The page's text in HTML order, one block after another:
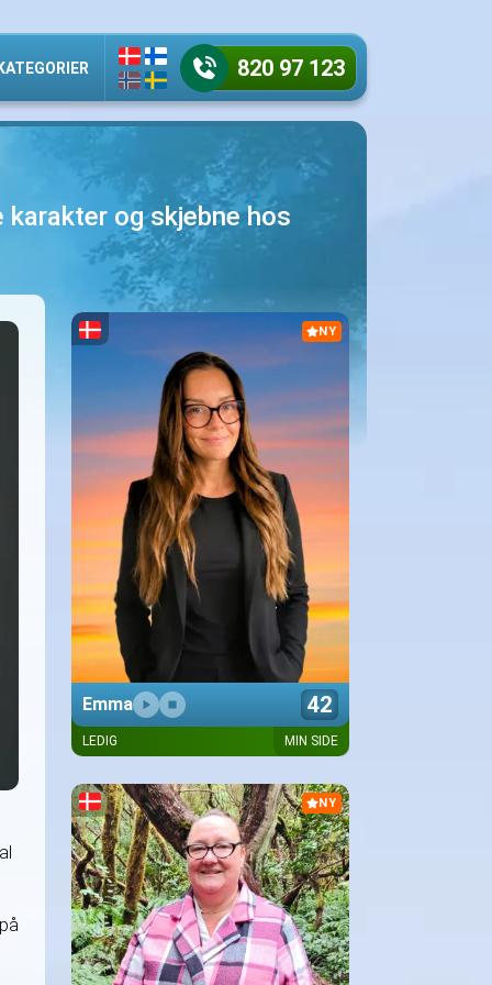
KATEGORIER 820 97 123
og skjebne hos
NY
Emma 42
Presentasjon kommer snart
LEDIG MIN SIDE
NY